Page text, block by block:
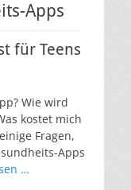
Apps
für Teens
Wie wird
kostet mich
Fragen,
Apps
…